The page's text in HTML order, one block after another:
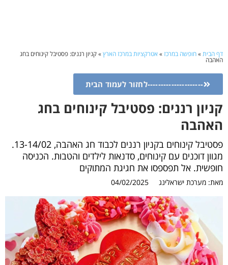
דף הבית»חופשה במרכז» אטרקציות במרכז הארץ»קניון רננים: פסטיבל קינוחים בחג
האהבה
---------------------לחזור לעמוד הבית
קניון רננים: פסטיבל קינוחים בחג
האהבה
פסטיבל קינוחים בקניון רננים לכבוד חג האהבה, 13-14/02.
מגוון דוכנים עם קינוחים, סדנאות לילדים והטבות. הכניסה
חופשית. אל תפספסו את חגיגת המתוקים
מאת: מערכת ישראלינג 04/02/2025